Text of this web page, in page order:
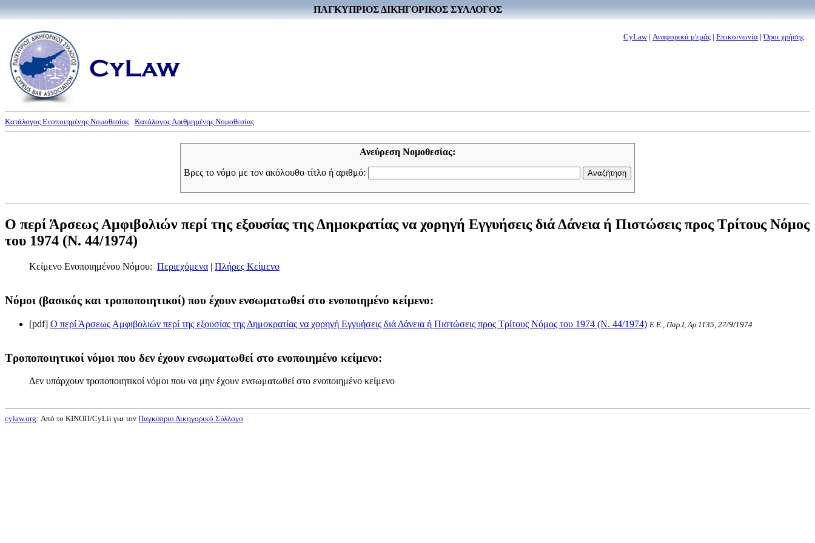
ΠΑΓΚΥΠΡΙΟΣ ΔΙΚΗΓΟΡΙΚΟΣ ΣΥΛΛΟΓΟΣ
CyLaw| Αναφορικά μ'εμάς | Επικοινωνία |Όροι χρήσης
Κατάλογος Ενοποιημένης Νομοθεσίας Κατάλογος Αριθμημένης Νομοθεσίας
Ανεύρεση Νομοθεσίας:
Βρες το νόμο με τον ακόλουθο τίτλο ή αριθμό:
Ο περί Άρσεως Αμφιβολιών περί της εξουσίας της Δημοκρατίας να χορηγή Εγγυήσεις διά Δάνεια ή Πιστώσεις προς Τρίτους Νόμος
του 1974 (Ν. 44/1974)
Κείμενο Ενοποιημένου Νόμου: Περιεχόμενα | Πλήρες Κείμενο
Νόμοι (βασικός και τροποποιητικοί) που έχουν ενσωματωθεί στο ενοποιημένο κείμενο:
[pdf] Ο περί Άρσεως Αμφιβολιών περί της εξουσίας της Δημοκρατίας να χορηγή Εγγυήσεις διά Δάνεια ή Πιστώσεις προς Τρίτους Νόμος του 1974 (Ν. 44/1974) Ε.Ε., Παρ.Ι, Αρ.1135, 27/9/1974
Τροποποιητικοί νόμοι που δεν έχουν ενσωματωθεί στο ενοποιημένο κείμενο:
Δεν υπάρχουν τροποποιητικοί νόμοι που να μην έχουν ενσωματωθεί στο ενοποιημένο κείμενο
cylaw.org: Από το ΚΙΝOΠ/CyLii για τον Παγκύπριο Δικηγορικό Σύλλογο